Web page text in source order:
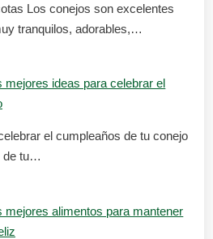
Los conejos son excelentes
tranquilos, adorables,…
mejores ideas para celebrar el
el cumpleaños de tu conejo
de tu…
mejores alimentos para mantener